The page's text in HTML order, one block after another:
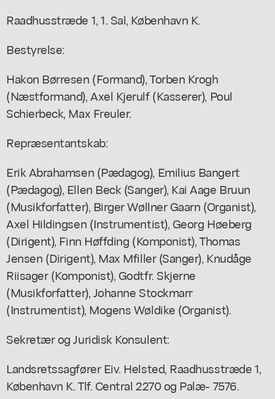
Raadhusstræde 1, 1. Sal, København K.
Bestyrelse:
Hakon Børresen (Formand), Torben Krogh
(Næstformand), Axel Kjerulf (Kasserer), Poul
Schierbeck, Max Freuler.
Repræsentantskab:
Erik Abrahamsen (Pædagog), Emilius Bangert
(Pædagog), Ellen Beck (Sanger), Kai Aage Bruun
(Musikforfatter), Birger Wøllner Gaarn (Organist),
Axel Hildingsen (Instrumentist), Georg Høeberg
(Dirigent), Finn Høffding (Komponist), Thomas
Jensen (Dirigent), Max Mfiller (Sanger), Knudåge
Riisager (Komponist), Godtfr. Skjerne
(Musikforfatter), Johanne Stockmarr
(Instrumentist), Mogens Wøldike (Organist).
Sekretær og Juridisk Konsulent:
Landsretssagfører Eiv. Helsted, Raadhusstræde 1,
København K. Tlf. Central 2270 og Palæ- 7576.